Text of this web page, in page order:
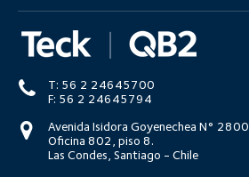
T: 56 2 24645700
F: 56 2 24645794
Avenida Isidora Goyenechea N° 2800,
Oficina 802, piso 8.
Las Condes, Santiago - Chile